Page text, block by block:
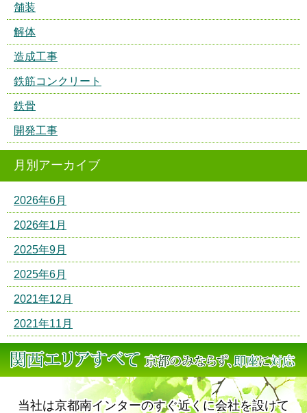
舗装
解体
造成工事
鉄筋コンクリート
鉄骨
開発工事
月別アーカイブ
2026年6月
2026年1月
2025年9月
2025年6月
2021年12月
2021年11月
当社は京都南インターのすぐ近くに会社を設けて